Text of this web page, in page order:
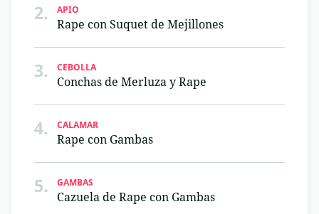
2. APIO
Rape con Suquet de Mejillones
3. CEBOLLA
Conchas de Merluza y Rape
4. CALAMAR
Rape con Gambas
5. GAMBAS
Cazuela de Rape con Gambas